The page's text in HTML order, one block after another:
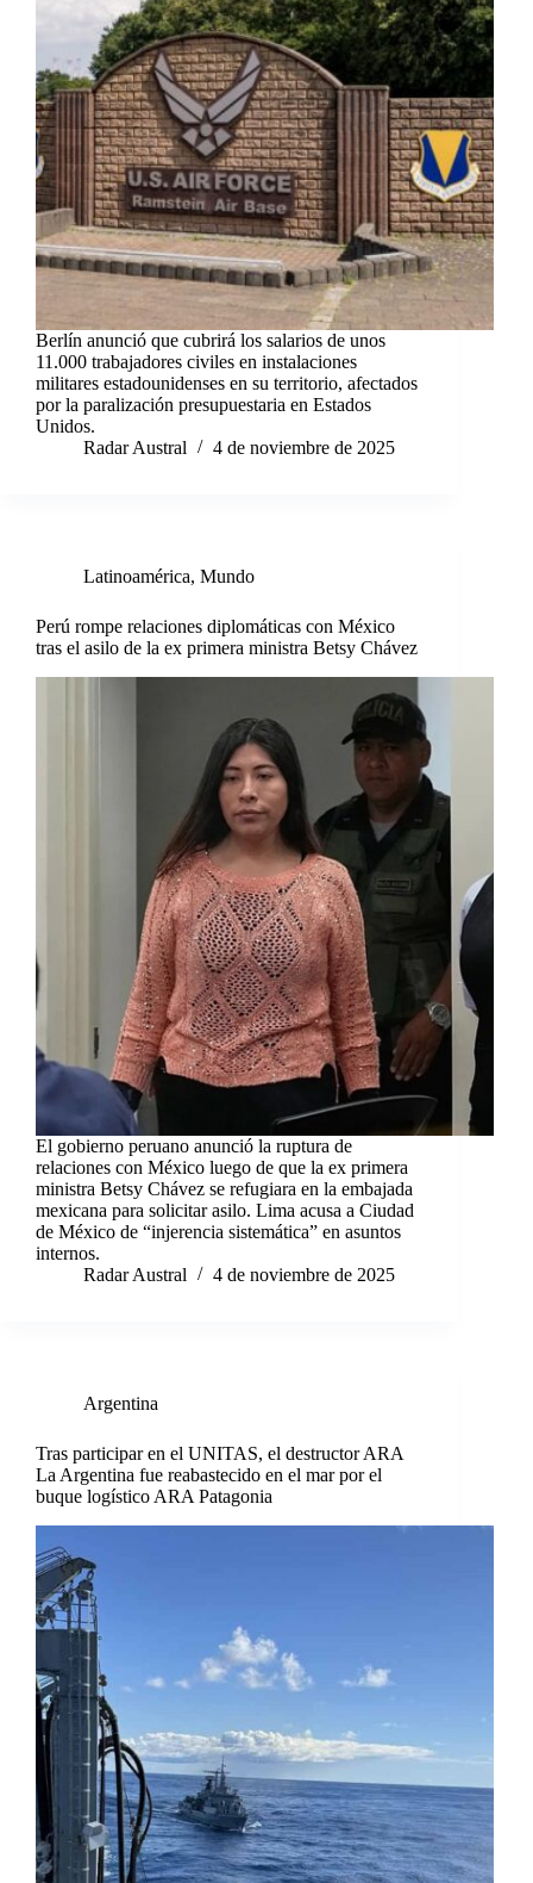
Berlín anunció que cubrirá los salarios de unos
11.000 trabajadores civiles en instalaciones
militares estadounidenses en su territorio, afectados
por la paralización presupuestaria en Estados
Unidos.
Radar Austral
4 de noviembre de 2025
Latinoamérica, Mundo
Perú rompe relaciones diplomáticas con México
tras el asilo de la ex primera ministra Betsy Chávez
El gobierno peruano anunció la ruptura de
relaciones con México luego de que la ex primera
ministra Betsy Chávez se refugiara en la embajada
mexicana para solicitar asilo. Lima acusa a Ciudad
de México de “injerencia sistemática” en asuntos
internos.
Radar Austral
4 de noviembre de 2025
Argentina
Tras participar en el UNITAS, el destructor ARA
La Argentina fue reabastecido en el mar por el
buque logístico ARA Patagonia